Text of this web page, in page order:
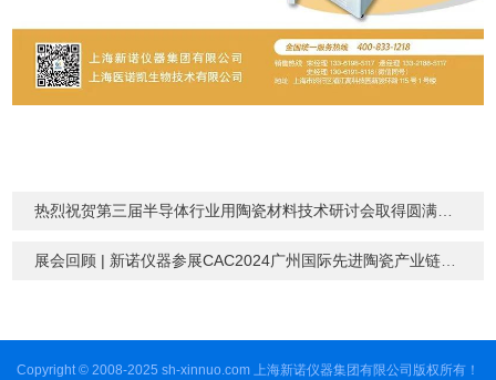
热烈祝贺第三届半导体行业用陶瓷材料技术研讨会取得圆满成功
展会回顾 | 新诺仪器参展CAC2024广州国际先进陶瓷产业链展览会取得圆满成功
Copyright © 2008-2025 sh-xinnuo.com 上海新诺仪器集团有限公司版权所有！